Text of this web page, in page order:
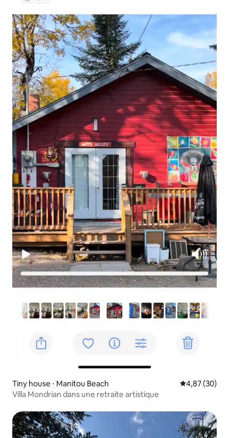
Tiny house ⋅ Manitou Beach Évaluation
4,87 (30)
Villa Mondrian dans une retraite artistique